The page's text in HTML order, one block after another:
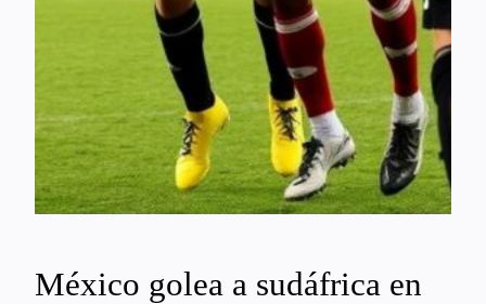
México golea a sudáfrica en